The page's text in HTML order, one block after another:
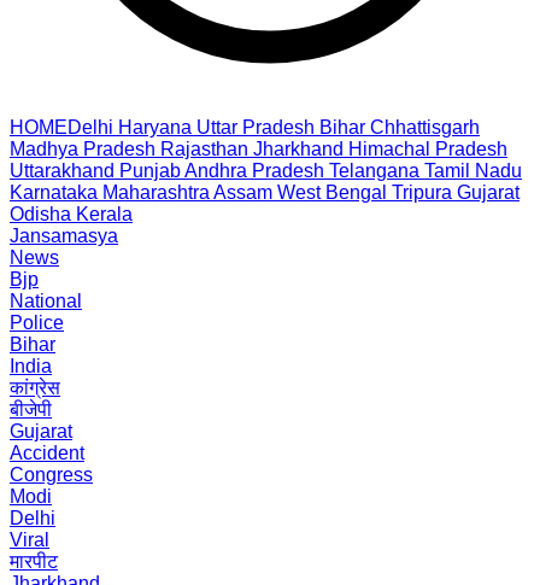
HOMEDelhi Haryana Uttar Pradesh Bihar Chhattisgarh
Madhya Pradesh Rajasthan Jharkhand Himachal Pradesh
Uttarakhand PunjabAndhra Pradesh Telangana Tamil Nadu
Karnataka Maharashtra Assam West Bengal Tripura Gujarat
Odisha Kerala
Jansamasya
News
Bjp
National
Police
Bihar
India
कांग्रेस
बीजेपी
Gujarat
Accident
Congress
Modi
Delhi
Viral
मारपीट